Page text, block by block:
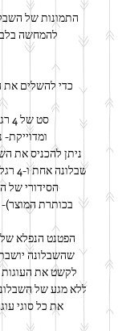
בכותרת המוצר)-